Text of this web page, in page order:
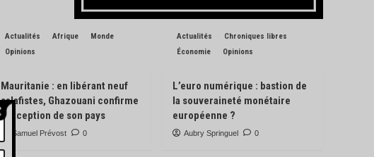
Actualités Afrique
Monde
Opinions
Mauritanie : en libérant neuf
salafistes, Ghazouani confirme
l’exception de son pays
Samuel Prévost 0
Actualités
Chroniques libres
Économie
Opinions
L’euro numérique : bastion de
la souveraineté monétaire
européenne ?
Aubry Springuel 0